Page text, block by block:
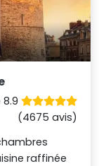
(4675 avis)
raffinée